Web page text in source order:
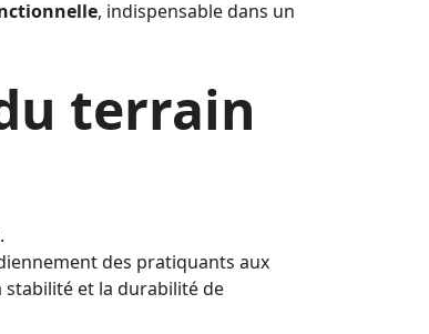
, indispensable dans un
terrain
des pratiquants aux
stabilité et la durabilité de